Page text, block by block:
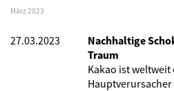
März 2023
27.03.2023
Nachhaltige
Traum
Kakao ist